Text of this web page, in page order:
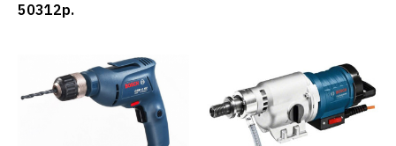
(арт.0601049603)
50312р.
50312р.